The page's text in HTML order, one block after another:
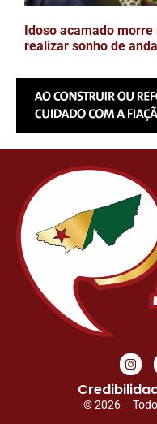
Idoso acamado
realizar sonho de
© 2026 –